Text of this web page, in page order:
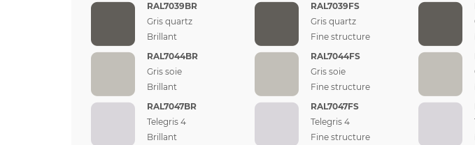
RAL7039BR
Gris quartz
Brillant
RAL7039FS
Gris quartz
Fine structure
RAL7044BR
Gris soie
Brillant
RAL7044FS
Gris soie
Fine structure
RAL7047BR
Telegris 4
Brillant
RAL7047FS
Telegris 4
Fine structure